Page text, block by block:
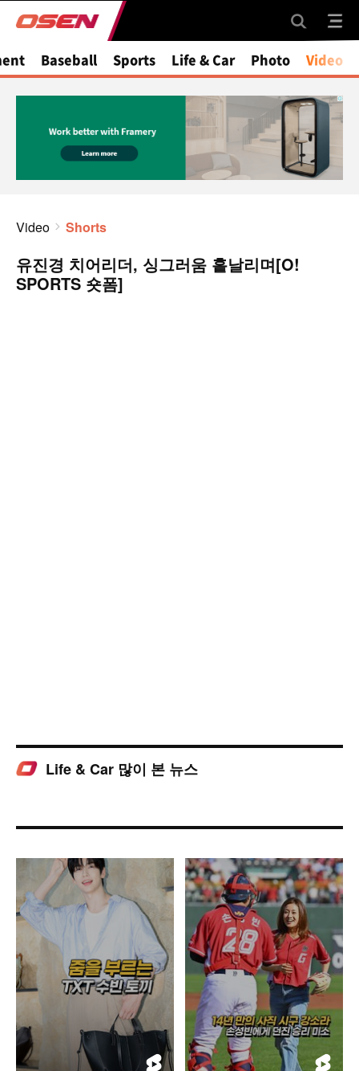
Baseball Sports Life & Car Photo Video
Video Shorts
유진경 치어리더, 싱그러움 흩날리며[O!
SPORTS 숏폼]
Life & Car 많이 본 뉴스